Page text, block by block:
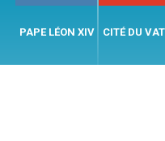
PAPE LÉON XIV CITÉ DU